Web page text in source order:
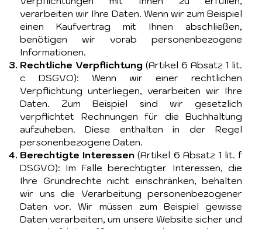
verarbeiten wir Ihre Daten. Wenn wir zum Beispiel
einen Kaufvertrag mit Ihnen abschließen,
benötigen wir vorab personenbezogene
Informationen.
Rechtliche Verpflichtung(Artikel 6 Absatz 1 lit.
c DSGVO): Wenn wir einer rechtlichen
Verpflichtung unterliegen, verarbeiten wir Ihre
Daten. Zum Beispiel sind wir gesetzlich
verpflichtet Rechnungen für die Buchhaltung
aufzuheben. Diese enthalten in der Regel
personenbezogene Daten.
Berechtigte Interessen (Artikel 6 Absatz 1 lit. f
DSGVO): Im Falle berechtigter Interessen, die
Ihre Grundrechte nicht einschränken, behalten
wir uns die Verarbeitung personenbezogener
Daten vor. Wir müssen zum Beispiel gewisse
Daten verarbeiten, um unsere Website sicher und